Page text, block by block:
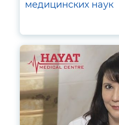
медицинских наук